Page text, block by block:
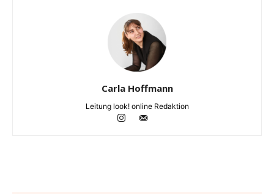
Carla Hoffmann
Leitung look! online Redaktion